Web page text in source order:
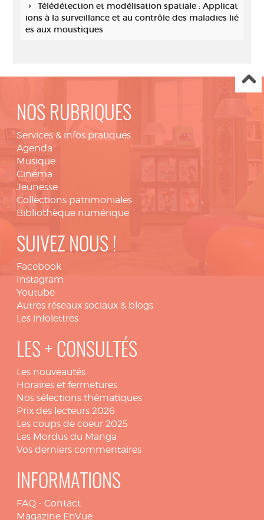
Télédétection et modélisation spatiale : Applicat
ions à la surveillance et au contrôle des maladies lié
es aux moustiques
NOS RUBRIQUES
Services & infos pratiques
Agenda
Musique
Cinéma
Jeunesse
Collections patrimoniales
Bibliothèque numérique
SUIVEZ NOUS !
Facebook
Instagram
Youtube
Autres réseaux sociaux & blogs
Les infolettres
LES + CONSULTÉS
Les nouveautés
Horaires et fermetures
Nos sélections thématiques
Prix des lecteurs 2026
Les coups de coeur 2025
Les Mordus du Manga
Vos derniers commentaires
INFORMATIONS
FAQ - Contact
Magazine EnVue